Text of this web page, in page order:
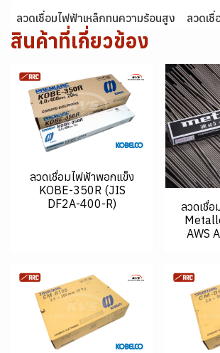
ลวดเชื่อมไฟฟ้าเหล็กทนความร้อนสูง
ลวดเ
สินค้าที่เกี่ยวข้อง
ลวดเชื่อมไฟฟ้าพอกแข็ง
KOBE-350R (JIS
DF2A-400-R)
ลวดเชื่
AWS